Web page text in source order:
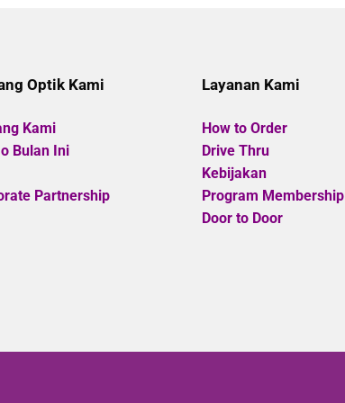
Optik Kami
Kami
Bulan Ini
Partnership
Layanan Kami
How to Order
Drive Thru
Kebijakan
Program Membership
Door to Door